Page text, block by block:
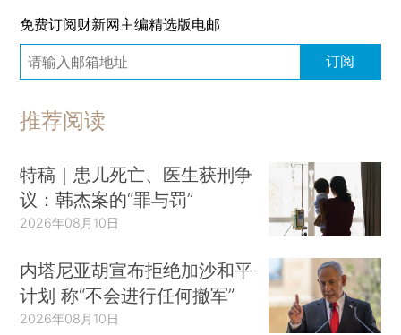
免费订阅财新网主编精选版电邮
订阅
推荐阅读
特稿｜患儿死亡、医生获刑争
议：韩杰案的“罪与罚”
2026年08月10日
内塔尼亚胡宣布拒绝加沙和平
计划 称“不会进行任何撤军”
2026年08月10日